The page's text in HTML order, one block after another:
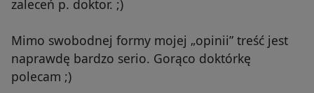
zaleceń p. doktor. ;)
Mimo swobodnej formy mojej „opinii” treść jest
naprawdę bardzo serio. Gorąco doktórkę
polecam ;)